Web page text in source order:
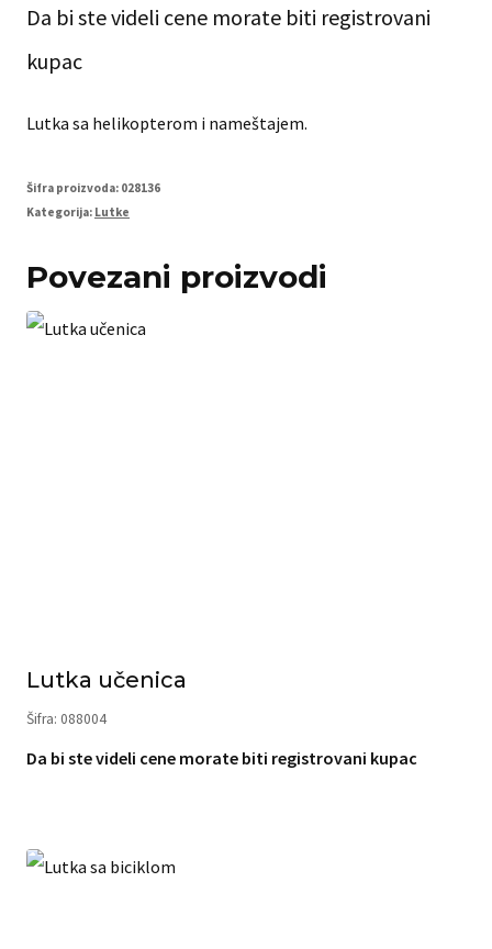
Da bi ste videli cene morate biti registrovani
kupac
Lutka sa helikopterom i nameštajem.
Šifra proizvoda: 028136
Kategorija: Lutke
Povezani proizvodi
Lutka učenica
Šifra: 088004
Da bi ste videli cene morate biti registrovani kupac